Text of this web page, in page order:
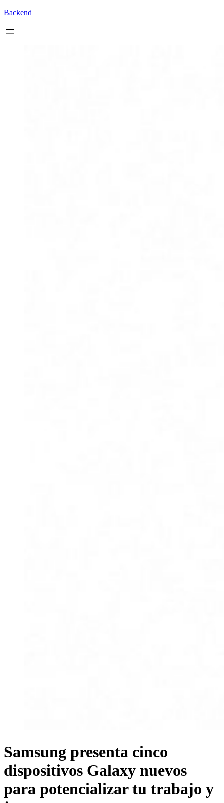
Backend
Samsung presenta cinco
dispositivos Galaxy nuevos
para potencializar tu trabajo y